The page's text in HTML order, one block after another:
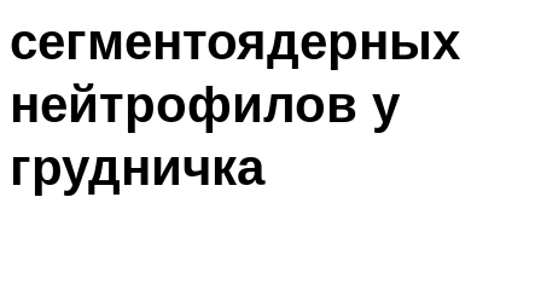
сегментоядерных
нейтрофилов у
грудничка